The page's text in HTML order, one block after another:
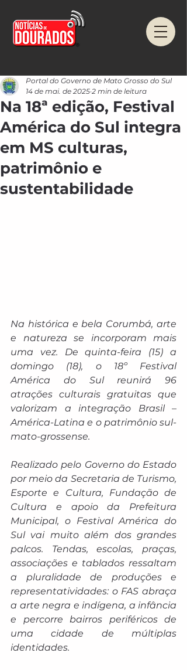
Na 18ª edição, Festival
América do Sul integra
em MS culturas,
patrimônio e
sustentabilidade
Portal do Governo de Mato Grosso do Sul
14 de mai. de 2025 2 min de leitura
Na histórica e bela Corumbá, arte
e natureza se incorporam mais
uma vez. De quinta-feira (15) a
domingo (18), o 18º Festival
América do Sul reunirá 96
atrações culturais gratuitas que
valorizam a integração Brasil –
América-Latina e o patrimônio sul-
mato-grossense.
Realizado pelo Governo do Estado
por meio da Secretaria de Turismo,
Esporte e Cultura, Fundação de
Cultura e apoio da Prefeitura
Municipal, o Festival América do
Sul vai muito além dos grandes
palcos. Tendas, escolas, praças,
associações e tablados ressaltam
a pluralidade de produções e
representatividades: o FAS abraça
a arte negra e indígena, a infância
e percorre bairros periféricos de
uma cidade de múltiplas
identidades.